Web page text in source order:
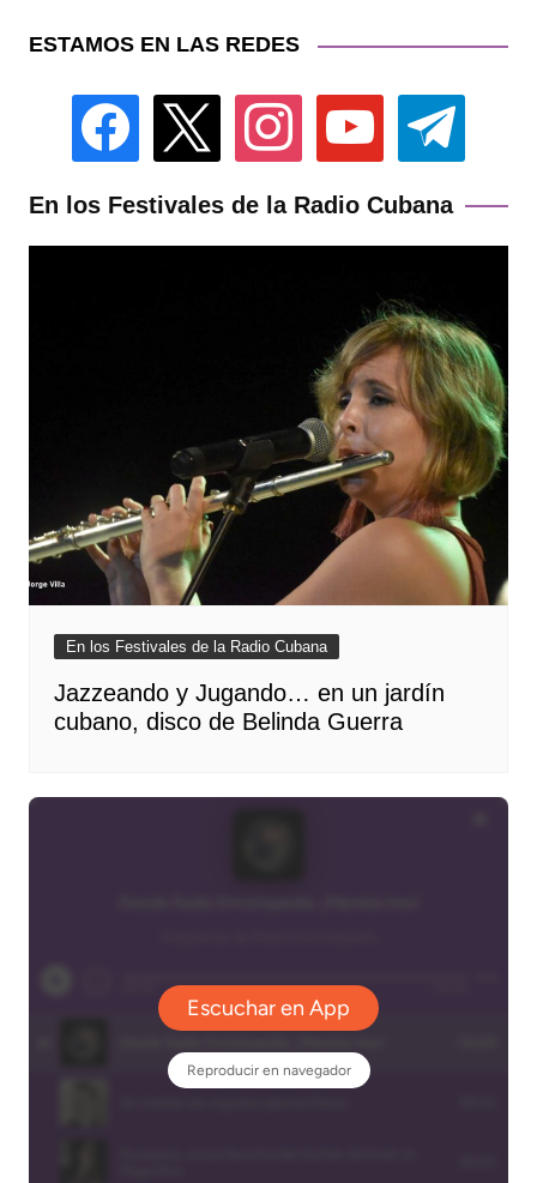
ESTAMOS EN LAS REDES
facebook instagram youtube telegram
En los Festivales de la Radio Cubana
En los Festivales de la Radio Cubana
Jazzeando y Jugando… en un jardín
cubano, disco de Belinda Guerra